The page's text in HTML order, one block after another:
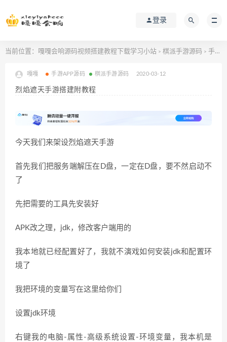
登录
当前位置： 嘎嘎会响源码视频搭建教程下载学习小站 > 棋派手游源码 > 手游APP源码
嘎嘎 手游APP源码 棋派手游源码 2020-03-12
烈焰遮天手游搭建附教程
今天我们来架设烈焰遮天手游
首先我们把服务端解压在D盘，一定在D盘，要不然启动不
了
先把需要的工具先安装好
APK改之理，jdk，修改客户端用的
我本地就已经配置好了，我就不演戏如何安装jdk和配置环
境了
我把环境的变量写在这里给你们
设置jdk环境
右键我的电脑-属性-高级系统设置-环境变量，我本机是